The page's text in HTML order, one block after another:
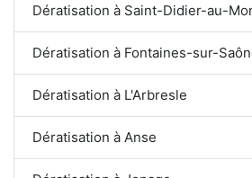
Dératisation à Saint-Didier-au-
Dératisation à Fontaines-sur-
Dératisation à L'Arbresle
Dératisation à Anse